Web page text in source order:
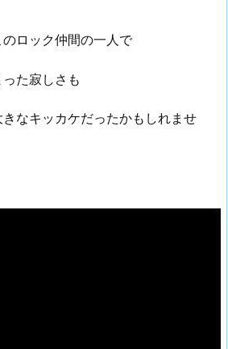
ロック仲間の一人で
た寂しさも
なキッカケだったかもしれませ